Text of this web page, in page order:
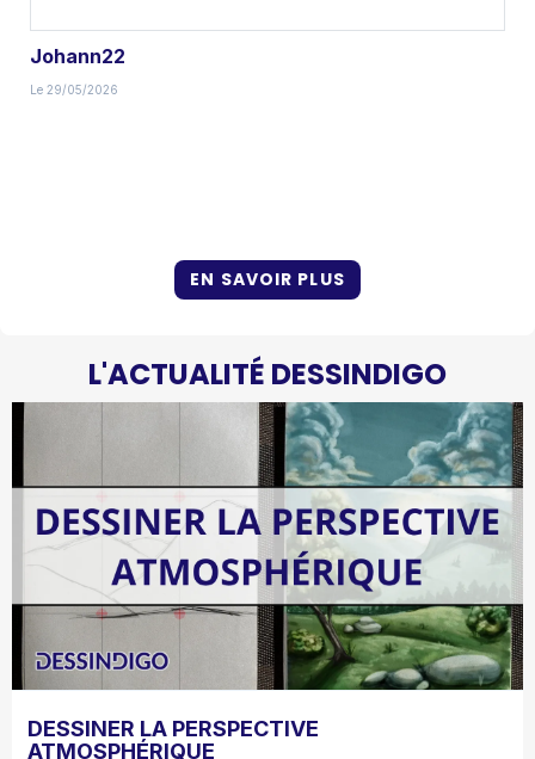
Johann22
Le 29/05/2026
EN SAVOIR PLUS
L'ACTUALITÉ DESSINDIGO
DESSINER LA PERSPECTIVE
ATMOSPHÉRIQUE